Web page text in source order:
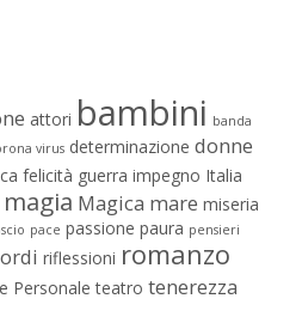
attori bambini banda
virus determinazione donne
felicità guerra impegno Italia
magia Magica mare miseria
pace passione paura pensieri
riflessioni romanzo
Personale teatro tenerezza